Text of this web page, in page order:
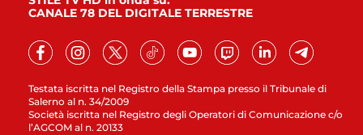
Testata iscritta nel Registro della Stampa presso il Tribunale di
Salerno al n. 34/2009
Società iscritta nel Registro degli Operatori di Comunicazione c/o
l’AGCOM al n. 20133
CANALE 78 DEL DIGITALE TERRESTRE